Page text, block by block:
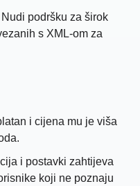
Nudi podršku za širok
s XML-om za
i cijena mu je viša
i postavki zahtijeva
koji ne poznaju